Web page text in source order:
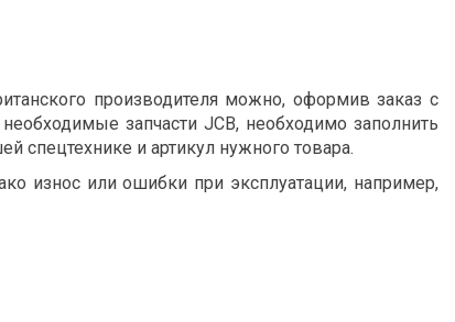
производителя можно, оформив заказ с
запчасти JCB, необходимо заполнить
спецтехнике и артикул нужного товара.
износ или ошибки при эксплуатации, например,